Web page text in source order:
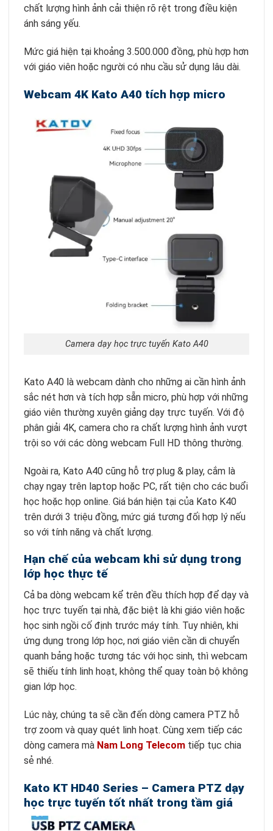
chất lượng hình ảnh cải thiện rõ rệt trong điều kiện
ánh sáng yếu.
Mức giá hiện tại khoảng 3.500.000 đồng, phù hợp hơn
với giáo viên hoặc người có nhu cầu sử dụng lâu dài.
Webcam 4K Kato A40 tích hợp micro
Camera dạy học trực tuyến Kato A40
Kato A40 là webcam dành cho những ai cần hình ảnh
sắc nét hơn và tích hợp sẵn micro, phù hợp với những
giáo viên thường xuyên giảng dạy trực tuyến. Với độ
phân giải 4K, camera cho ra chất lượng hình ảnh vượt
trội so với các dòng webcam Full HD thông thường.
Ngoài ra, Kato A40 cũng hỗ trợ plug & play, cắm là
chạy ngay trên laptop hoặc PC, rất tiện cho các buổi
học hoặc họp online. Giá bán hiện tại của Kato K40
trên dưới 3 triệu đồng, mức giá tương đối hợp lý nếu
so với tính năng và chất lượng.
Hạn chế của webcam khi sử dụng trong
lớp học thực tế
Cả ba dòng webcam kể trên đều thích hợp để dạy và
học trực tuyến tại nhà, đặc biệt là khi giáo viên hoặc
học sinh ngồi cố định trước máy tính. Tuy nhiên, khi
ứng dụng trong lớp học, nơi giáo viên cần di chuyển
quanh bảng hoặc tương tác với học sinh, thì webcam
sẽ thiếu tính linh hoạt, không thể quay toàn bộ không
gian lớp học.
Lúc này, chúng ta sẽ cần đến dòng camera PTZ hỗ
trợ zoom và quay quét linh hoạt. Cùng xem tiếp các
dòng camera mà Nam Long Telecom tiếp tục chia
sẻ nhé.
Kato KT HD40 Series – Camera PTZ dạy
học trực tuyến tốt nhất trong tầm giá